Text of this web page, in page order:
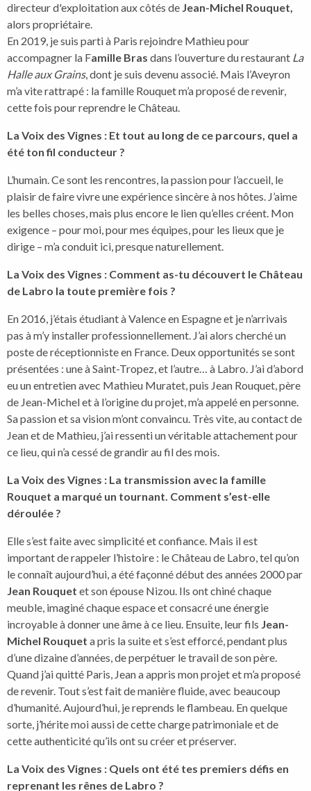
directeur d'exploitation aux côtés de Jean-Michel Rouquet,
alors propriétaire.
En 2019, je suis parti à Paris rejoindre Mathieu pour
accompagner la Famille Bras dans l’ouverture du restaurant La
Halle aux Grains, dont je suis devenu associé. Mais l’Aveyron
m’a vite rattrapé : la famille Rouquet m’a proposé de revenir,
cette fois pour reprendre le Château.
La Voix des Vignes : Et tout au long de ce parcours, quel a
été ton fil conducteur ?
L’humain. Ce sont les rencontres, la passion pour l’accueil, le
plaisir de faire vivre une expérience sincère à nos hôtes. J’aime
les belles choses, mais plus encore le lien qu’elles créent. Mon
exigence – pour moi, pour mes équipes, pour les lieux que je
dirige – m’a conduit ici, presque naturellement.
La Voix des Vignes : Comment as-tu découvert le Château
de Labro la toute première fois ?
En 2016, j’étais étudiant à Valence en Espagne et je n’arrivais
pas à m’y installer professionnellement. J’ai alors cherché un
poste de réceptionniste en France. Deux opportunités se sont
présentées : une à Saint-Tropez, et l’autre… à Labro. J’ai d’abord
eu un entretien avec Mathieu Muratet, puis Jean Rouquet, père
de Jean-Michel et à l’origine du projet, m’a appelé en personne.
Sa passion et sa vision m’ont convaincu. Très vite, au contact de
Jean et de Mathieu, j’ai ressenti un véritable attachement pour
ce lieu, qui n’a cessé de grandir au fil des mois.
La Voix des Vignes : La transmission avec la famille
Rouquet a marqué un tournant. Comment s’est-elle
déroulée ?
Elle s’est faite avec simplicité et confiance. Mais il est
important de rappeler l’histoire : le Château de Labro, tel qu’on
le connaît aujourd’hui, a été façonné début des années 2000 par
Jean Rouquet et son épouse Nizou. Ils ont chiné chaque
meuble, imaginé chaque espace et consacré une énergie
incroyable à donner une âme à ce lieu. Ensuite, leur fils Jean-
Michel Rouquet a pris la suite et s’est efforcé, pendant plus
d’une dizaine d’années, de perpétuer le travail de son père.
Quand j’ai quitté Paris, Jean a appris mon projet et m’a proposé
de revenir. Tout s’est fait de manière fluide, avec beaucoup
d’humanité. Aujourd’hui, je reprends le flambeau. En quelque
sorte, j’hérite moi aussi de cette charge patrimoniale et de
cette authenticité qu’ils ont su créer et préserver.
La Voix des Vignes : Quels ont été tes premiers défis en
reprenant les rênes de Labro ?